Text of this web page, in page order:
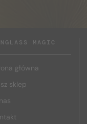
MAGIC
główna
sklep